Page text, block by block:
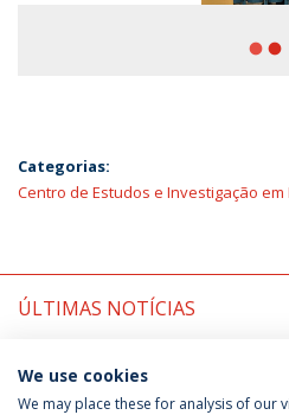
fiber_manual_record fiber_manual_record
Categorias:
Centro de Estudos e Investigação em
ÚLTIMAS NOTÍCIAS
PRÓXIMOS EVENTOS
We use cookies
We may place these for analysis of our